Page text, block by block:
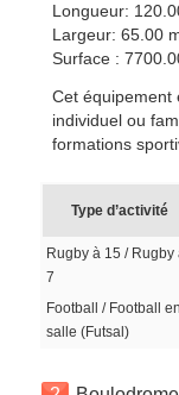
Longueur:
Largeur: 65.00
Surface :
Cet équipement
individuel ou
formations
Type d’activité
Rugby à 15 / Rugby
7
Football / Football en
salle (Futsal)